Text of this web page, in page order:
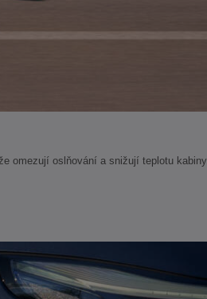
omezují oslňování a snižují teplotu kabiny.